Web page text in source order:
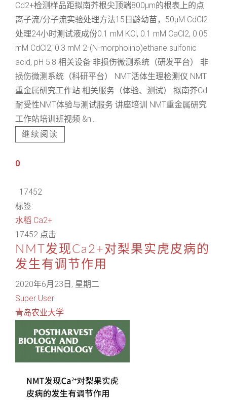
Cd2+检测样品距拟南芥根尖顶端800μm的根表上的点
离子流/分子流实验处理方法15日龄幼苗，50μM CdCl2
处理24小时测试液成份0.1 mM KCl, 0.1 mM CaCl2, 0.05
mM CdCl2, 0.3 mM 2-(N-morpholino)ethane sulfonic
acid, pH 5.8 相关设备 非损伤微测系统（研发平台） 非
损伤微测系统（科研平台） NMT活体生理检测仪 NMT
重金属研究工作站 相关服务（体验、测试） 拟南芥Cd
耐受性NMT体验与测试服务 讲座培训 NMT重金属研究
工作站培训班视频 &n...
继续阅读
0
17452
标签:
水稻 Ca2+
17452 点击
NMT发现Ca2+对梨果实虎皮病的
发生有调节作用
2020年6月23日, 星期二
Super User
青岛农业大学